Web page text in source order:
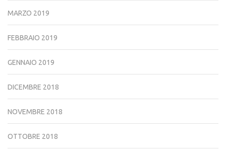
MARZO 2019
FEBBRAIO 2019
GENNAIO 2019
DICEMBRE 2018
NOVEMBRE 2018
OTTOBRE 2018